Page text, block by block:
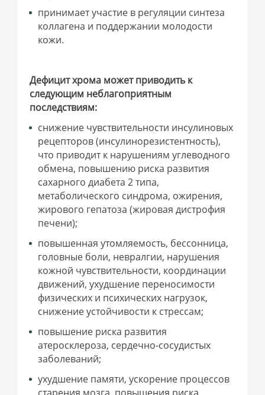
принимает участие в регуляции синтеза
коллагена и поддержании молодости
кожи.
Дефицит хрома может приводить к
следующим неблагоприятным
последствиям:
снижение чувствительности инсулиновых
рецепторов (инсулинорезистентность),
что приводит к нарушениям углеводного
обмена, повышению риска развития
сахарного диабета 2 типа,
метаболического синдрома, ожирения,
жирового гепатоза (жировая дистрофия
печени);
повышенная утомляемость, бессонница,
головные боли, невралгии, нарушения
кожной чувствительности, координации
движений, ухудшение переносимости
физических и психических нагрузок,
снижение устойчивости к стрессам;
повышение риска развития
атеросклероза, сердечно-сосудистых
заболеваний;
ухудшение памяти, ускорение процессов